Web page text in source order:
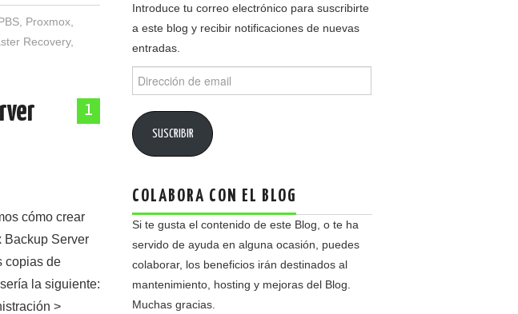
Proxmox
Recovery,
1
cómo crear
Backup Server
copias de
la siguiente:
>
Introduce tu correo electrónico para suscribirte
a este blog y recibir notificaciones de nuevas
entradas.
de
SUSCRIBIR
COLABORA CON EL BLOG
Si te gusta el contenido de este Blog, o te ha
servido de ayuda en alguna ocasión, puedes
colaborar, los beneficios irán destinados al
mantenimiento, hosting y mejoras del Blog.
Muchas gracias.